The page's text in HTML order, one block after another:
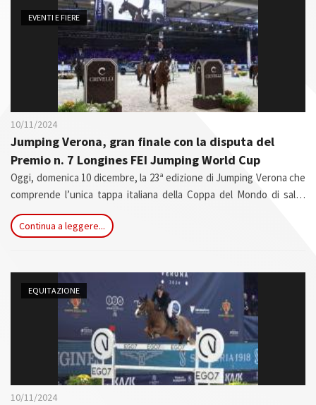
n
EVENTI E FIERE
10/11/2024
Jumping Verona, gran finale con la disputa del
Premio n. 7 Longines FEI Jumping World Cup
Oggi, domenica 10 dicembre, la 23ª edizione di Jumping Verona che
comprende l’unica tappa italiana della Coppa del Mondo di salto
ostacoli, quarta assoluta della stagione 2024-2025, vivrà il suo gran
finale con la disputa del Premio n. 7 Longines FEI Jumping World
Continua a leggere...
EQUITAZIONE
10/11/2024